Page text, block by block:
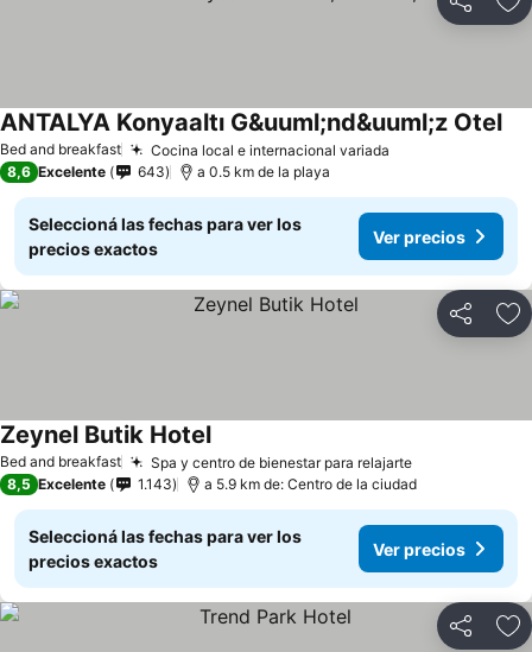
Compartir
Bed and breakfast Cocina local e internacional variada
ANTALYA Konyaaltı G&uuml;nd&uuml;z Otel
8,6 Excelente 643 a 0.5 km de la playa
Seleccioná las fechas para ver los
precios exactos
Ver precios
Compartir
Bed and breakfast Spa y centro de bienestar para relajarte
Zeynel Butik Hotel
8,5 Excelente 1.143 a 5.9 km de: Centro de la ciudad
Seleccioná las fechas para ver los
precios exactos
Ver precios
Compartir